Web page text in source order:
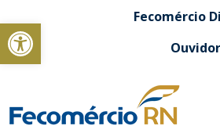
Abrir a barra de ferramentasFecomércio